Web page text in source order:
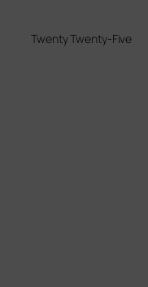
Twenty Twenty-Five